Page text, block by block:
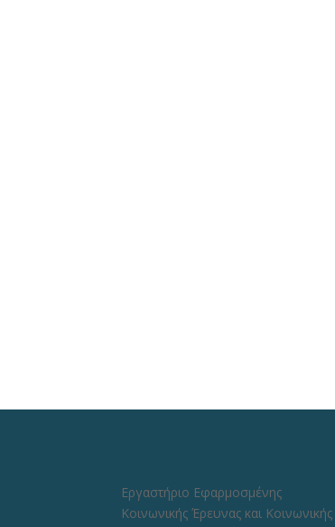
Εργαστήριο Εφαρμοσμένης
Κοινωνικής Έρευνας και Κοινωνικής